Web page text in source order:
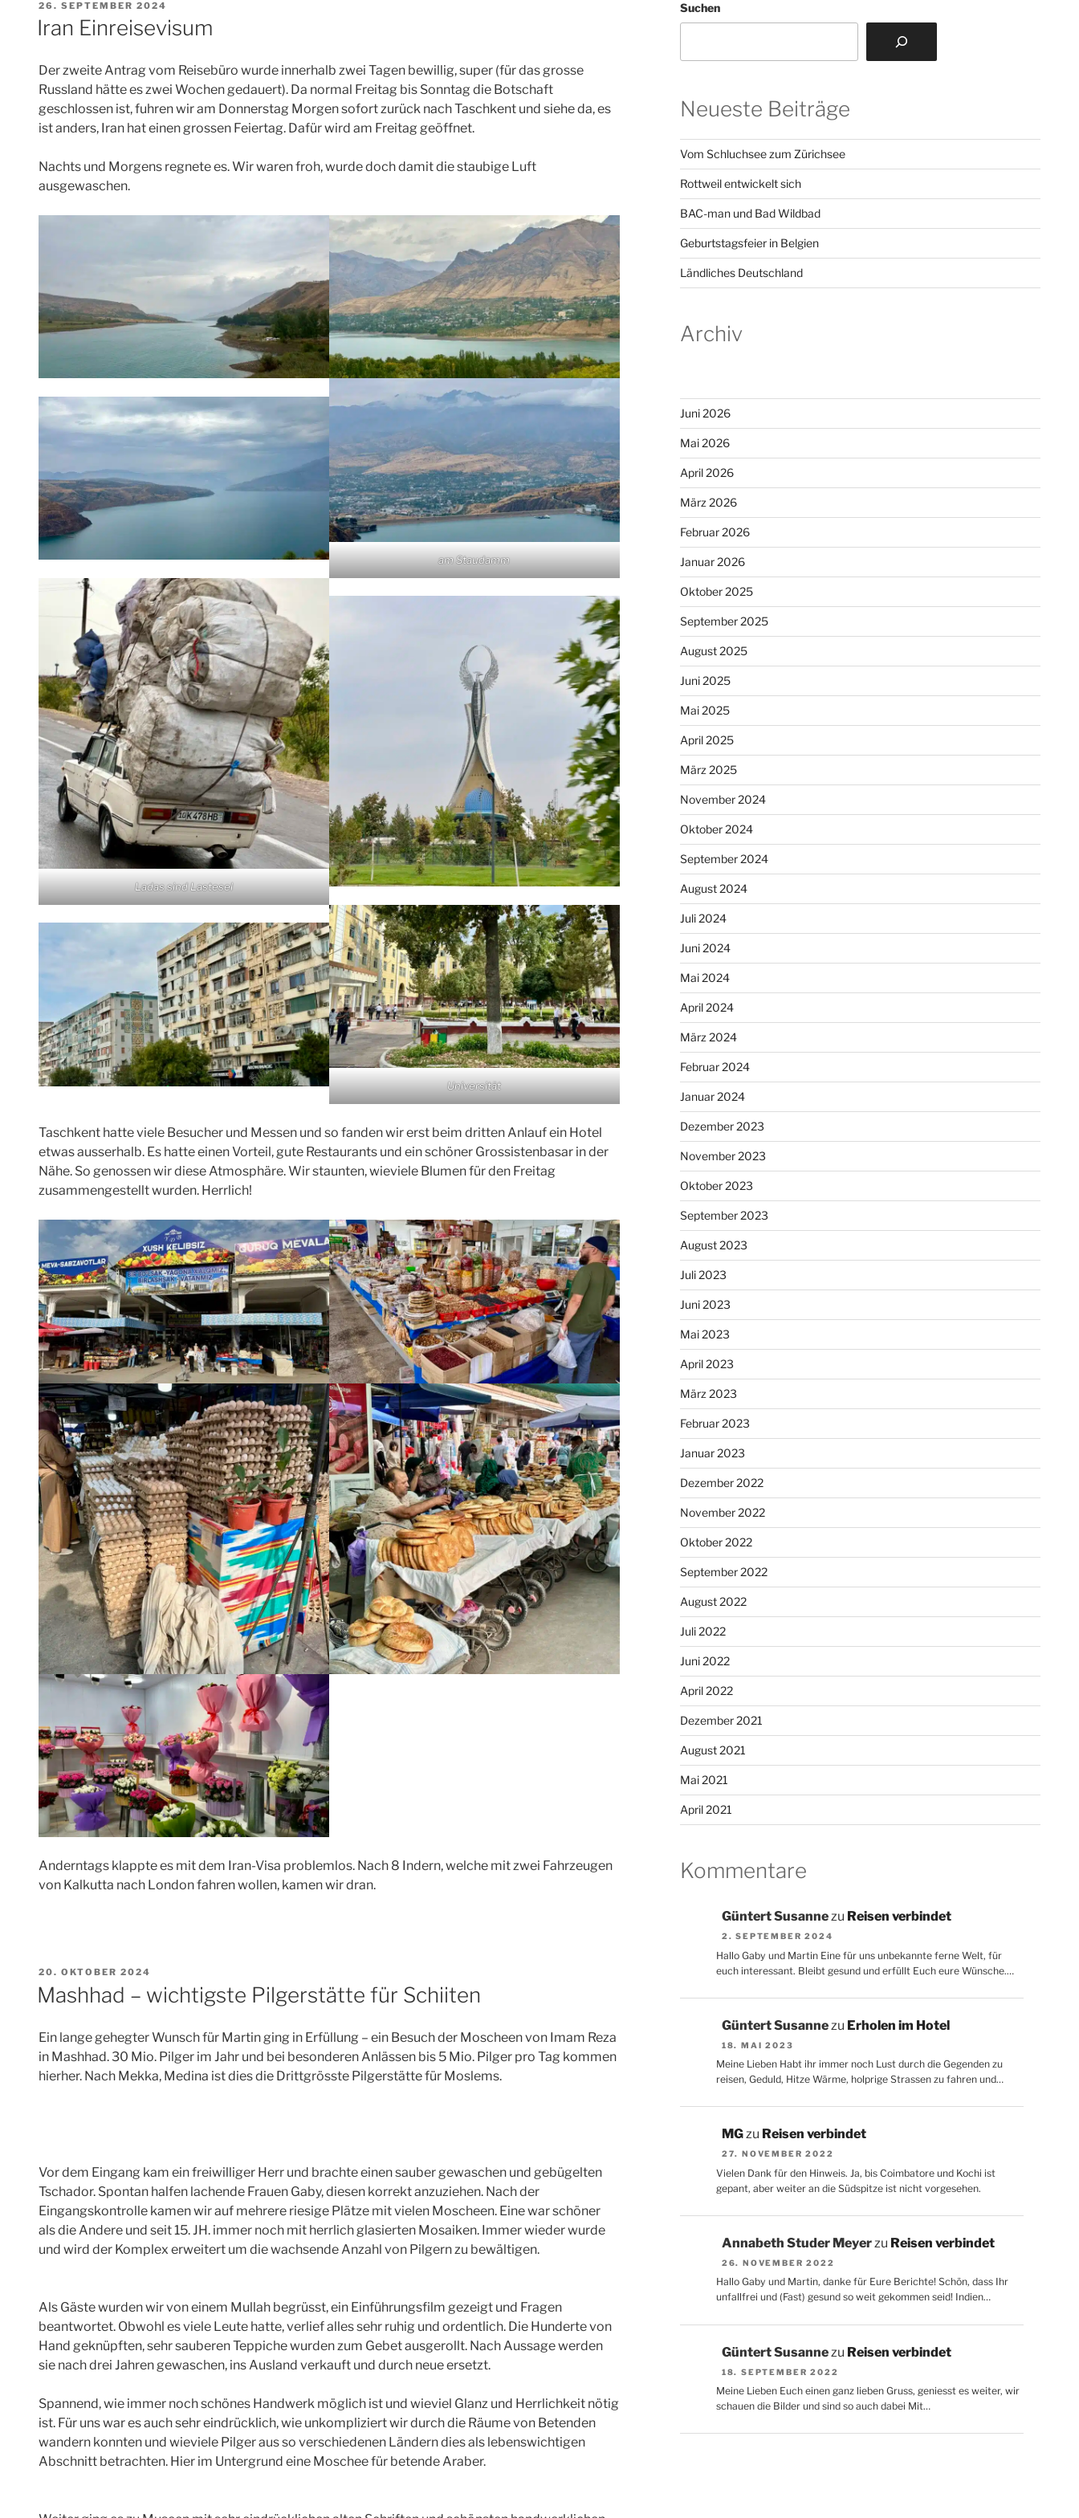
VERÖFFENTLICHT
AM
26. SEPTEMBER 2024
Iran Einreisevisum
Der zweite Antrag vom Reisebüro wurde innerhalb zwei Tagen bewillig, super (für das grosse
Russland hätte es zwei Wochen gedauert). Da normal Freitag bis Sonntag die Botschaft
geschlossen ist, fuhren wir am Donnerstag Morgen sofort zurück nach Taschkent und siehe da, es
ist anders, Iran hat einen grossen Feiertag. Dafür wird am Freitag geöffnet.
Nachts und Morgens regnete es. Wir waren froh, wurde doch damit die staubige Luft
ausgewaschen.
am Staudamm
Ladas sind Lastesel
Universität
Taschkent hatte viele Besucher und Messen und so fanden wir erst beim dritten Anlauf ein Hotel
etwas ausserhalb. Es hatte einen Vorteil, gute Restaurants und ein schöner Grossistenbasar in der
Nähe. So genossen wir diese Atmosphäre. Wir staunten, wieviele Blumen für den Freitag
zusammengestellt wurden. Herrlich!
Anderntags klappte es mit dem Iran-Visa problemlos. Nach 8 Indern, welche mit zwei Fahrzeugen
von Kalkutta nach London fahren wollen, kamen wir dran.
VERÖFFENTLICHT
AM
20. OKTOBER 2024
Mashhad – wichtigste Pilgerstätte für Schiiten
Ein lange gehegter Wunsch für Martin ging in Erfüllung – ein Besuch der Moscheen von Imam Reza
in Mashhad. 30 Mio. Pilger im Jahr und bei besonderen Anlässen bis 5 Mio. Pilger pro Tag kommen
hierher. Nach Mekka, Medina ist dies die Drittgrösste Pilgerstätte für Moslems.
Vor dem Eingang kam ein freiwilliger Herr und brachte einen sauber gewaschen und gebügelten
Tschador. Spontan halfen lachende Frauen Gaby, diesen korrekt anzuziehen. Nach der
Eingangskontrolle kamen wir auf mehrere riesige Plätze mit vielen Moscheen. Eine war schöner
als die Andere und seit 15. JH. immer noch mit herrlich glasierten Mosaiken. Immer wieder wurde
und wird der Komplex erweitert um die wachsende Anzahl von Pilgern zu bewältigen.
Als Gäste wurden wir von einem Mullah begrüsst, ein Einführungsfilm gezeigt und Fragen
beantwortet. Obwohl es viele Leute hatte, verlief alles sehr ruhig und ordentlich. Die Hunderte von
Hand geknüpften, sehr sauberen Teppiche wurden zum Gebet ausgerollt. Nach Aussage werden
sie nach drei Jahren gewaschen, ins Ausland verkauft und durch neue ersetzt.
Spannend, wie immer noch schönes Handwerk möglich ist und wieviel Glanz und Herrlichkeit nötig
ist. Für uns war es auch sehr eindrücklich, wie unkompliziert wir durch die Räume von Betenden
wandern konnten und wieviele Pilger aus so verschiedenen Ländern dies als lebenswichtigen
Abschnitt betrachten. Hier im Untergrund eine Moschee für betende Araber.
Suchen
Neueste Beiträge
Vom Schluchsee zum Zürichsee
Rottweil entwickelt sich
BAC-man und Bad Wildbad
Geburtstagsfeier in Belgien
Ländliches Deutschland
Archiv
Juni 2026
Mai 2026
April 2026
März 2026
Februar 2026
Januar 2026
Oktober 2025
September 2025
August 2025
Juni 2025
Mai 2025
April 2025
März 2025
November 2024
Oktober 2024
September 2024
August 2024
Juli 2024
Juni 2024
Mai 2024
April 2024
März 2024
Februar 2024
Januar 2024
Dezember 2023
November 2023
Oktober 2023
September 2023
August 2023
Juli 2023
Juni 2023
Mai 2023
April 2023
März 2023
Februar 2023
Januar 2023
Dezember 2022
November 2022
Oktober 2022
September 2022
August 2022
Juli 2022
Juni 2022
April 2022
Dezember 2021
August 2021
Mai 2021
April 2021
Kommentare
Güntert Susannezu Reisen verbindet
2. SEPTEMBER 2024
Hallo Gaby und Martin Eine für uns unbekannte ferne Welt, für
euch interessant. Bleibt gesund und erfüllt Euch eure Wünsche.…
Güntert Susannezu Erholen im Hotel
18. MAI 2023
Meine Lieben Habt ihr immer noch Lust durch die Gegenden zu
reisen, Geduld, Hitze Wärme, holprige Strassen zu fahren und…
MGzu Reisen verbindet
27. NOVEMBER 2022
Vielen Dank für den Hinweis. Ja, bis Coimbatore und Kochi ist
gepant, aber weiter an die Südspitze ist nicht vorgesehen.
Annabeth Studer Meyerzu Reisen verbindet
26. NOVEMBER 2022
Hallo Gaby und Martin, danke für Eure Berichte! Schön, dass Ihr
unfallfrei und (Fast) gesund so weit gekommen seid! Indien…
Güntert Susannezu Reisen verbindet
18. SEPTEMBER 2022
Meine Lieben Euch einen ganz lieben Gruss, geniesst es weiter, wir
schauen die Bilder und sind so auch dabei Mit…